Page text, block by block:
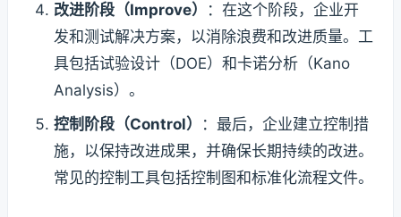
改进阶段（Improve）
：在这个阶段，企业开
发和测试解决方案，以消除浪费和改进质量。工
具包括试验设计（DOE）和卡诺分析（Kano
Analysis）。
控制阶段（Control）
：最后，企业建立控制措
施，以保持改进成果，并确保长期持续的改进。
常见的控制工具包括控制图和标准化流程文件。